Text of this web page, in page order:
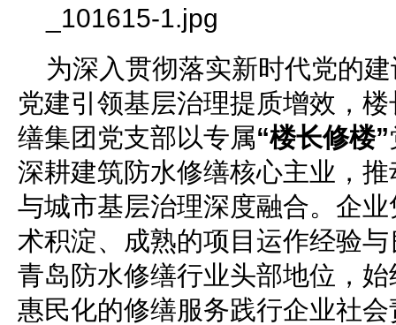
为深入贯彻落实新时代党的
党建引领基层治理提质增效，
缮集团党支部以专属“楼长修楼”
深耕建筑防水修缮核心主业，
与城市基层治理深度融合。企
术积淀、成熟的项目运作经验
青岛防水修缮行业头部地位，
惠民化的修缮服务践行企业社